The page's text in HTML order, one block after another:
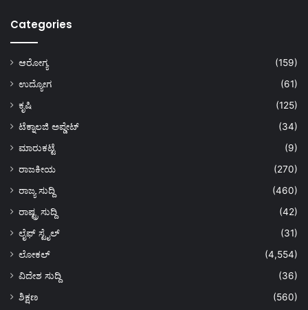
Categories
ಆರೋಗ್ಯ
(159)
ಉದ್ಯೋಗ
(61)
ಕೃಷಿ
(125)
ಟೆಕ್ನಾಲಜಿ ಅಪ್ಡೇಟ್
(34)
ಮಾರುಕಟ್ಟೆ
(9)
ರಾಜಕೀಯ
(270)
ರಾಜ್ಯ ಸುದ್ದಿ
(460)
ರಾಷ್ಟ್ರ ಸುದ್ದಿ
(42)
ಲೈಫ್ ಸ್ಟೈಲ್
(31)
ಲೋಕಲ್
(4,554)
ವಿದೇಶ ಸುದ್ದಿ
(36)
ಶಿಕ್ಷಣ
(560)